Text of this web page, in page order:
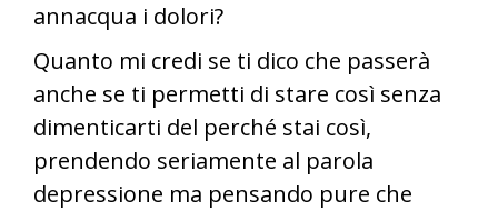
annacqua i dolori?
Quanto mi credi se ti dico che passerà
anche se ti permetti di stare così senza
dimenticarti del perché stai così,
prendendo seriamente al parola
depressione ma pensando pure che